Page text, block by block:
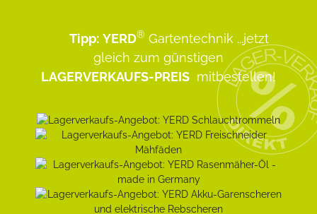
Tipp: YERD® Gartentechnik ...jetzt
gleich zum günstigen
LAGERVERKAUFS-PREIS mitbestellen!